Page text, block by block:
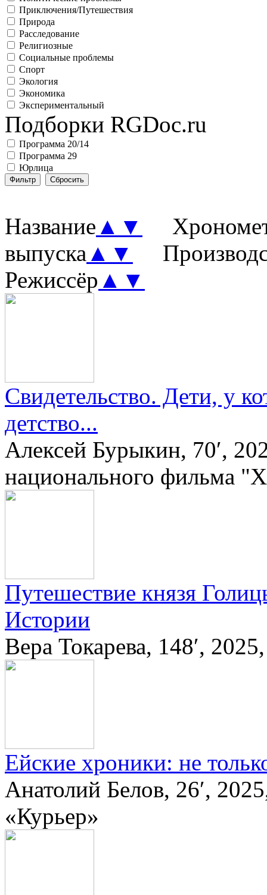
Приключения/Путешествия
Природа
Расследование
Религиозные
Социальные проблемы
Спорт
Экология
Экономика
Экспериментальный
Подборки RGDoc.ru
Программа 20/14
Программа 29
Юрлица
Название ▲ ▼
выпуска ▲ ▼
Режиссёр ▲ ▼
Свидетельство. Дети, у
детство...
Алексей Бурыкин, 70′,
национального фильма
Путешествие князя
Истории
Вера Токарева, 148′,
Ейские хроники: не
Анатолий Белов, 26′,
«Курьер»